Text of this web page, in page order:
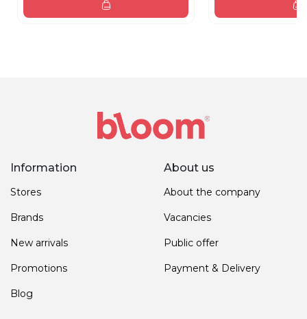
Information
Stores
Brands
New arrivals
Promotions
Blog
About us
About the company
Vacancies
Public offer
Payment & Delivery